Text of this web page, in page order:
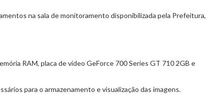
na sala de monitoramento disponibilizada pela Prefeitura,
RAM, placa de vídeo GeForce 700 Series GT 710 2GB e
para o armazenamento e visualização das imagens.